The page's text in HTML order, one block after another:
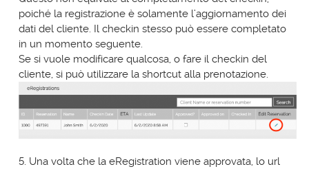
poiché la registrazione è solamente l’aggiornamento dei
dati del cliente. Il checkin stesso può essere completato
in un momento seguente.
Se si vuole modificare qualcosa, o fare il checkin del
cliente, si può utilizzare la shortcut alla prenotazione.
5. Una volta che la eRegistration viene approvata, lo url